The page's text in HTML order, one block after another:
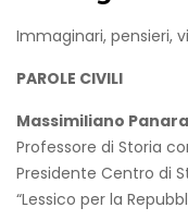
Immaginari, pensieri,
PAROLE CIVILI
Massimiliano
Professore di Storia
Presidente Centro di
“Lessico per la